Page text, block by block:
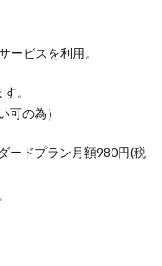
ービスを利用。
。
可の為）
ードプラン月額980円(税